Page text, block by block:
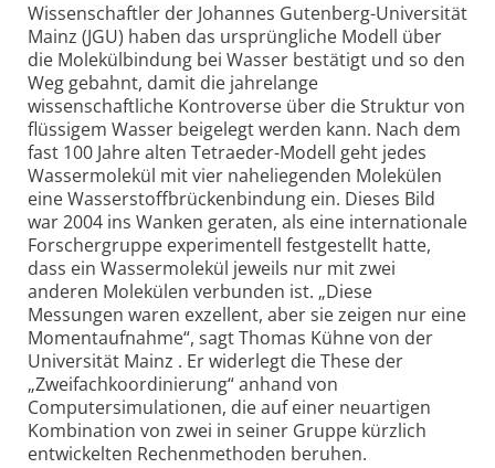
Wissenschaftler der Johannes Gutenberg-Universität
Mainz (JGU) haben das ursprüngliche Modell über
die Molekülbindung bei Wasser bestätigt und so den
Weg gebahnt, damit die jahrelange
wissenschaftliche Kontroverse über die Struktur von
flüssigem Wasser beigelegt werden kann. Nach dem
fast 100 Jahre alten Tetraeder-Modell geht jedes
Wassermolekül mit vier naheliegenden Molekülen
eine Wasserstoffbrückenbindung ein. Dieses Bild
war 2004 ins Wanken geraten, als eine internationale
Forschergruppe experimentell festgestellt hatte,
dass ein Wassermolekül jeweils nur mit zwei
anderen Molekülen verbunden ist. „Diese
Messungen waren exzellent, aber sie zeigen nur eine
Momentaufnahme“, sagt Thomas Kühne von der
Universität Mainz . Er widerlegt die These der
„Zweifachkoordinierung“ anhand von
Computersimulationen, die auf einer neuartigen
Kombination von zwei in seiner Gruppe kürzlich
entwickelten Rechenmethoden beruhen.